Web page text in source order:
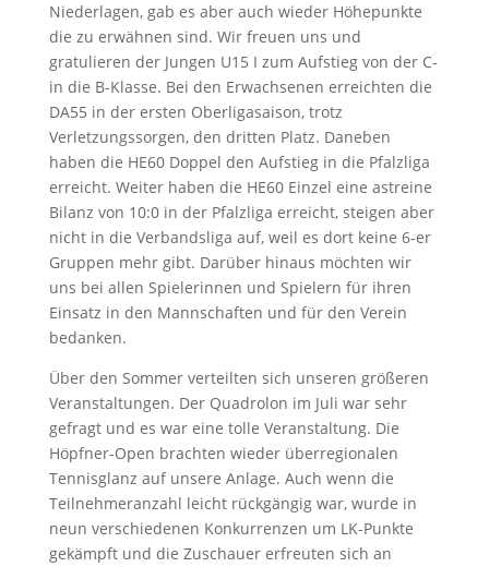
Niederlagen, gab es aber auch wieder Höhepunkte
die zu erwähnen sind. Wir freuen uns und
gratulieren der Jungen U15 I zum Aufstieg von der C-
in die B-Klasse. Bei den Erwachsenen erreichten die
DA55 in der ersten Oberligasaison, trotz
Verletzungssorgen, den dritten Platz. Daneben
haben die HE60 Doppel den Aufstieg in die Pfalzliga
erreicht. Weiter haben die HE60 Einzel eine astreine
Bilanz von 10:0 in der Pfalzliga erreicht, steigen aber
nicht in die Verbandsliga auf, weil es dort keine 6-er
Gruppen mehr gibt. Darüber hinaus möchten wir
uns bei allen Spielerinnen und Spielern für ihren
Einsatz in den Mannschaften und für den Verein
bedanken.
Über den Sommer verteilten sich unseren größeren
Veranstaltungen. Der Quadrolon im Juli war sehr
gefragt und es war eine tolle Veranstaltung. Die
Höpfner-Open brachten wieder überregionalen
Tennisglanz auf unsere Anlage. Auch wenn die
Teilnehmeranzahl leicht rückgängig war, wurde in
neun verschiedenen Konkurrenzen um LK-Punkte
gekämpft und die Zuschauer erfreuten sich an